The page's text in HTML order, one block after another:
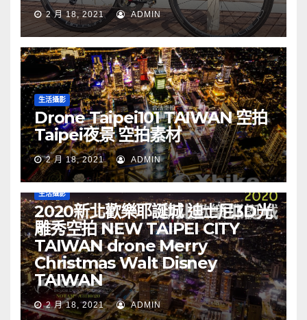
2 月 18, 2021 ADMIN
生活攝影
Drone Taipei101 TAIWAN 空拍
Taipei夜景 空拍素材
2 月 18, 2021 ADMIN
生活攝影
2020新北歡樂耶誕城 迪士尼3D光
雕秀空拍 NEW TAIPEI CITY
TAIWAN drone Merry
Christmas Walt Disney
TAIWAN
2 月 18, 2021 ADMIN